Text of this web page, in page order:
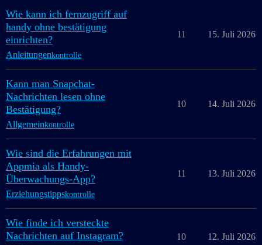
Wie kann ich fernzugriff auf
handy ohne bestätigung
einrichten?
Anleitungenkontrolle
11 15. Juli 2026
Kann man Snapchat-
Nachrichten lesen ohne
Bestätigung?
Allgemeinkontrolle
10 14. Juli 2026
Wie sind die Erfahrungen mit
Appmia als Handy-
Überwachungs-App?
Erziehungstippskontrolle
11 13. Juli 2026
Wie finde ich versteckte
Nachrichten auf Instagram?
10 12. Juli 2026